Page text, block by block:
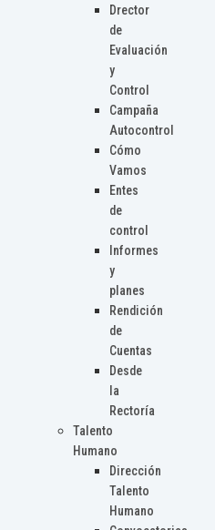
Drector
de
Evaluación
y
Control
Campaña
Autocontrol
Cómo
Vamos
Entes
de
control
Informes
y
planes
Rendición
de
Cuentas
Desde
la
Rectoría
Talento
Humano
Dirección
Talento
Humano